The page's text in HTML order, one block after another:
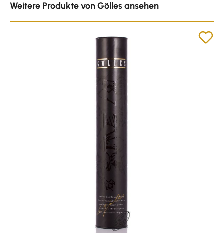
Weitere Produkte von Gölles ansehen